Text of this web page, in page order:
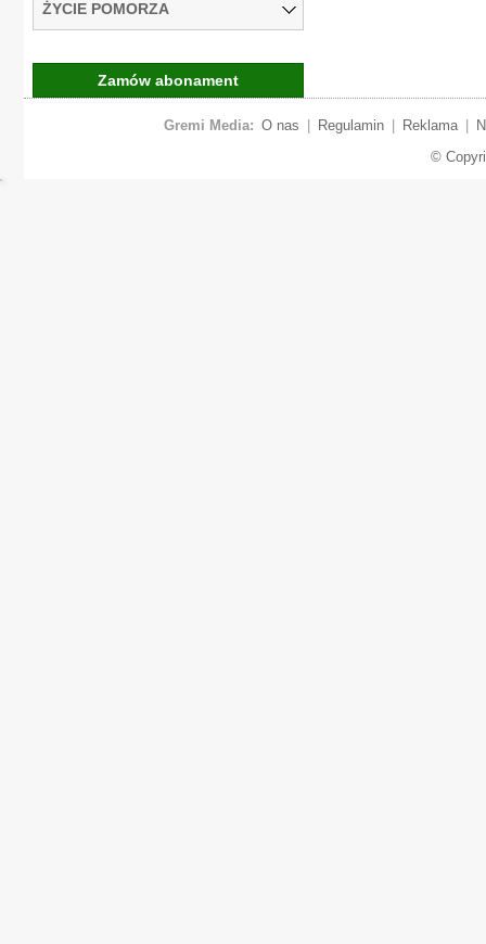
ŻYCIE POMORZA
Zamów abonament
Gremi Media: O nas Regulamin Reklama
©